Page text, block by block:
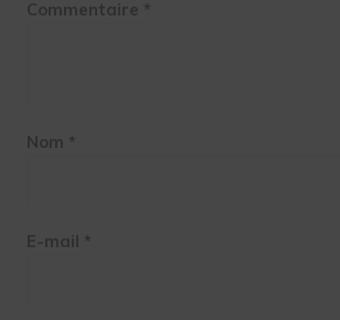
Commentaire *
Nom *
E-mail *